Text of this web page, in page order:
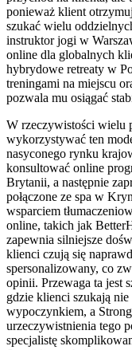
ponieważ klient
szukać wielu
instruktor jogi w
online dla globalnych
hybrydowe retreaty w
treningami na miejscu
pozwala mu osiągać
W rzeczywistości wielu
wykorzystywać ten
nasyconego rynku
konsultować online
Brytanii, a następnie
połączone ze spa w
wsparciem
online, takich jak
zapewnia silniejsze
klienci czują się
spersonalizowany, co
opinii. Przewaga ta jest
gdzie klienci szukają
wypoczynkiem, a
urzeczywistnienia tego
specjalistę